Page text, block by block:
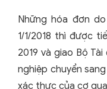
Những hóa đơn
1/1/2018 thì được
2019 và giao Bộ
nghiệp chuyển
xác thực của cơ